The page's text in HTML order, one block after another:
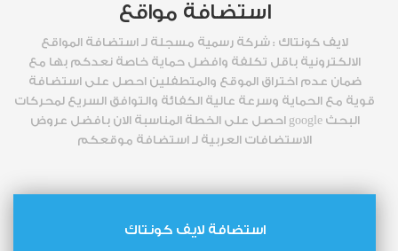
استضافة مواقع
لايف كونتاك : شركة رسمية مسجلة لـ استضافة المواقع
الالكترونية باقل تكلفة وافضل حماية خاصة نعدكم بها مع
ضمان عدم اختراق الموقع والمتطفلين احصل على استضافة
قوية مع الحماية وسرعة عالية الكفائة والتوافق السريع لمحركات
البحث google احصل على الخطة المناسبة الان بافضل عروض
الاستضافات العربية لـ استضافة موقعكم
استضافة لايف كونتاك